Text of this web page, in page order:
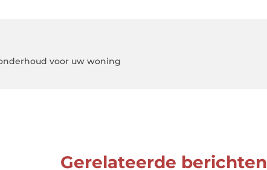
voor uw woning
Gerelateerde berichten